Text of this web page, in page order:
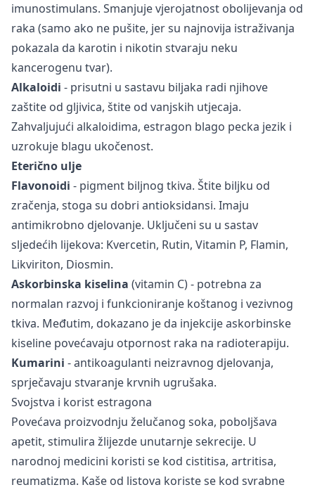
imunostimulans. Smanjuje vjerojatnost obolijevanja od
raka (samo ako ne pušite, jer su najnovija istraživanja
pokazala da karotin i nikotin stvaraju neku
kancerogenu tvar).
Alkaloidi - prisutni u sastavu biljaka radi njihove
zaštite od gljivica, štite od vanjskih utjecaja.
Zahvaljujući alkaloidima, estragon blago pecka jezik i
uzrokuje blagu ukočenost.
Eterično ulje
Flavonoidi - pigment biljnog tkiva. Štite biljku od
zračenja, stoga su dobri antioksidansi. Imaju
antimikrobno djelovanje. Uključeni su u sastav
sljedećih lijekova: Kvercetin, Rutin, Vitamin P, Flamin,
Likviriton, Diosmin.
Askorbinska kiselina (vitamin C) - potrebna za
normalan razvoj i funkcioniranje koštanog i vezivnog
tkiva. Međutim, dokazano je da injekcije askorbinske
kiseline povećavaju otpornost raka na radioterapiju.
Kumarini - antikoagulanti neizravnog djelovanja,
sprječavaju stvaranje krvnih ugrušaka.
Svojstva i korist estragona
Povećava proizvodnju želučanog soka, poboljšava
apetit, stimulira žlijezde unutarnje sekrecije. U
narodnoj medicini koristi se kod cistitisa, artritisa,
reumatizma. Kaše od listova koriste se kod svrabne